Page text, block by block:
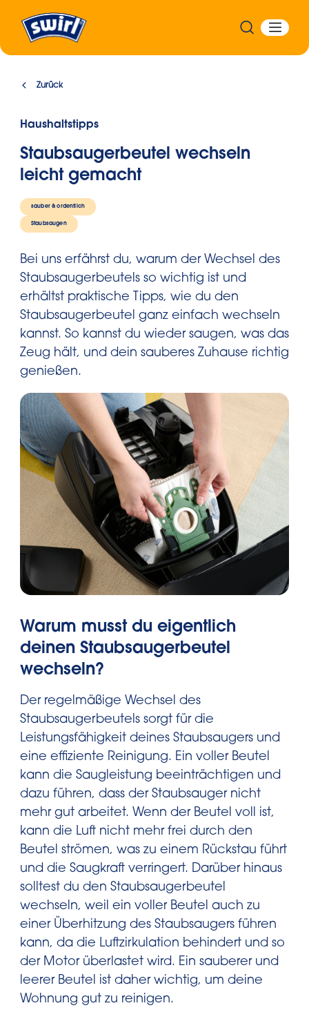
Zurück
Haushaltstipps
Staubsaugerbeutel wechseln
leicht gemacht
sauber & ordentlich
Staubsaugen
Bei uns erfährst du, warum der Wechsel des
Staubsaugerbeutels so wichtig ist und
erhältst praktische Tipps, wie du den
Staubsaugerbeutel ganz einfach wechseln
kannst. So kannst du wieder saugen, was das
Zeug hält, und dein sauberes Zuhause richtig
genießen.
Warum musst du eigentlich
deinen Staubsaugerbeutel
wechseln?
Der regelmäßige Wechsel des
Staubsaugerbeutels sorgt für die
Leistungsfähigkeit deines Staubsaugers und
eine effiziente Reinigung. Ein voller Beutel
kann die Saugleistung beeinträchtigen und
dazu führen, dass der Staubsauger nicht
mehr gut arbeitet. Wenn der Beutel voll ist,
kann die Luft nicht mehr frei durch den
Beutel strömen, was zu einem Rückstau führt
und die Saugkraft verringert. Darüber hinaus
solltest du den Staubsaugerbeutel
wechseln, weil ein voller Beutel auch zu
einer Überhitzung des Staubsaugers führen
kann, da die Luftzirkulation behindert und so
der Motor überlastet wird. Ein sauberer und
leerer Beutel ist daher wichtig, um deine
Wohnung gut zu reinigen.